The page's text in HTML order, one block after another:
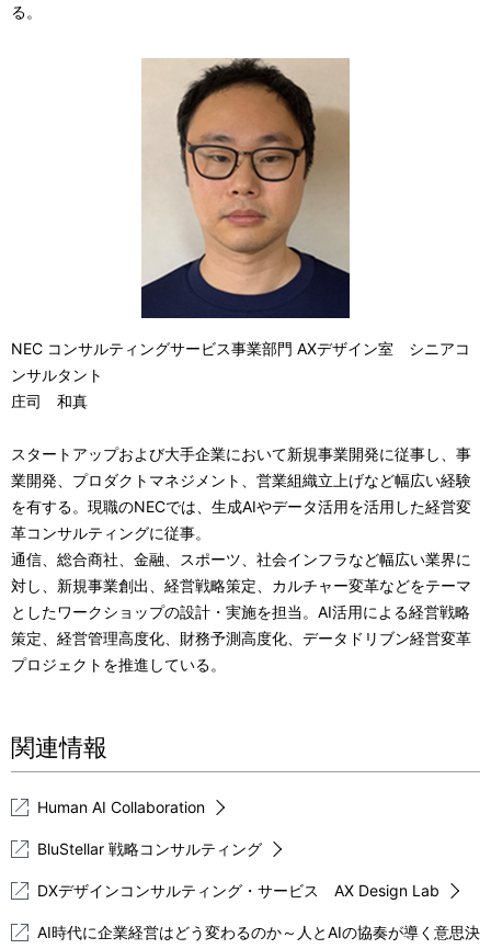
る。
NEC コンサルティングサービス事業部門 AXデザイン室 シニアコ
ンサルタント
庄司 和真
スタートアップおよび大手企業において新規事業開発に従事し、事
業開発、プロダクトマネジメント、営業組織立上げなど幅広い経験
を有する。現職のNECでは、生成AIやデータ活用を活用した経営変
革コンサルティングに従事。
通信、総合商社、金融、スポーツ、社会インフラなど幅広い業界に
対し、新規事業創出、経営戦略策定、カルチャー変革などをテーマ
としたワークショップの設計・実施を担当。AI活用による経営戦略
策定、経営管理高度化、財務予測高度化、データドリブン経営変革
プロジェクトを推進している。
関連情報
Human AI Collaboration
BluStellar 戦略コンサルティング
DXデザインコンサルティング・サービス AX Design Lab
AI時代に企業経営はどう変わるのか～人とAIの協奏が導く意思決